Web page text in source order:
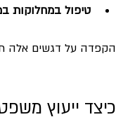
טיפול במחלוקות
הקפדה על דגשים אלה
כיצד ייעוץ